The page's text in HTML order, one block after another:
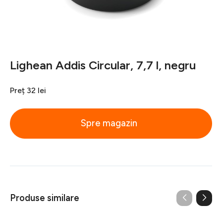
Lighean Addis Circular, 7,7 l, negru
Preț 32 lei
Spre magazin
Produse similare